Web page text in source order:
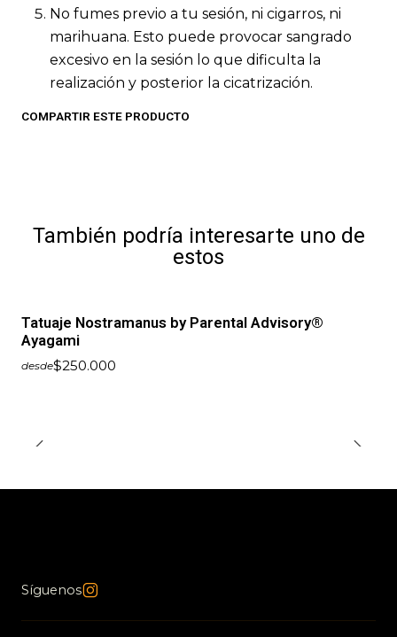
No fumes previo a tu sesión, ni cigarros, ni
marihuana. Esto puede provocar sangrado
excesivo en la sesión lo que dificulta la
realización y posterior la cicatrización.
COMPARTIR ESTE PRODUCTO
También podría interesarte uno de
estos
Tatuaje Nostramanus by Parental Advisory®
Ayagami
desde$250.000
Síguenos